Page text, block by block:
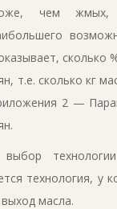
чем жмых,
сколько
т.е. сколько кг
2 —
выбор
технология, у
масла.